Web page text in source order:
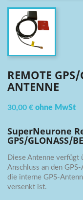
REMOTE
ANTENNE
30,00 € ohne MwSt
SuperNeurone
GPS/GLONASS/
Diese Antenne verfügt
Anschluss an den
die interne GPS-
versenkt ist.